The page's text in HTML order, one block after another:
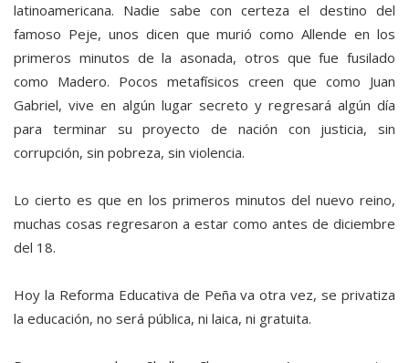
latinoamericana. Nadie sabe con certeza el destino del
famoso Peje, unos dicen que murió como Allende en los
primeros minutos de la asonada, otros que fue fusilado
como Madero. Pocos metafísicos creen que como Juan
Gabriel, vive en algún lugar secreto y regresará algún día
para terminar su proyecto de nación con justicia, sin
corrupción, sin pobreza, sin violencia.
Lo cierto es que en los primeros minutos del nuevo reino,
muchas cosas regresaron a estar como antes de diciembre
del 18.
Hoy la Reforma Educativa de Peña va otra vez, se privatiza
la educación, no será pública, ni laica, ni gratuita.